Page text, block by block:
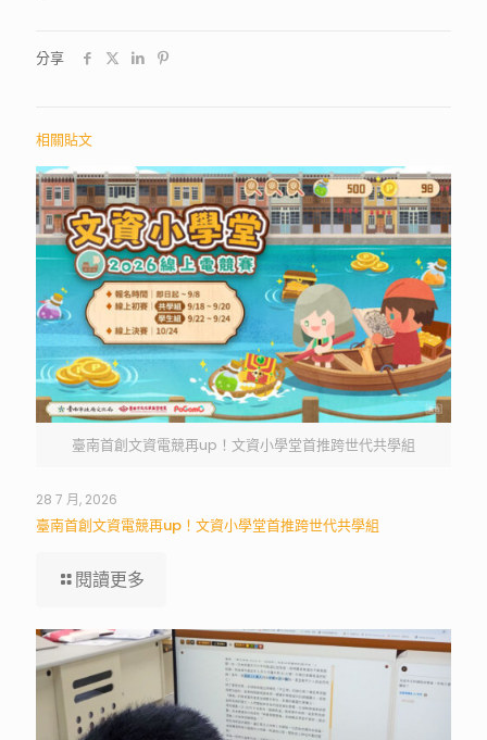
分享
相關貼文
臺南首創文資電競再up！文資小學堂首推跨世代共學組
28 7 月, 2026
臺南首創文資電競再up！文資小學堂首推跨世代共學組
閱讀更多